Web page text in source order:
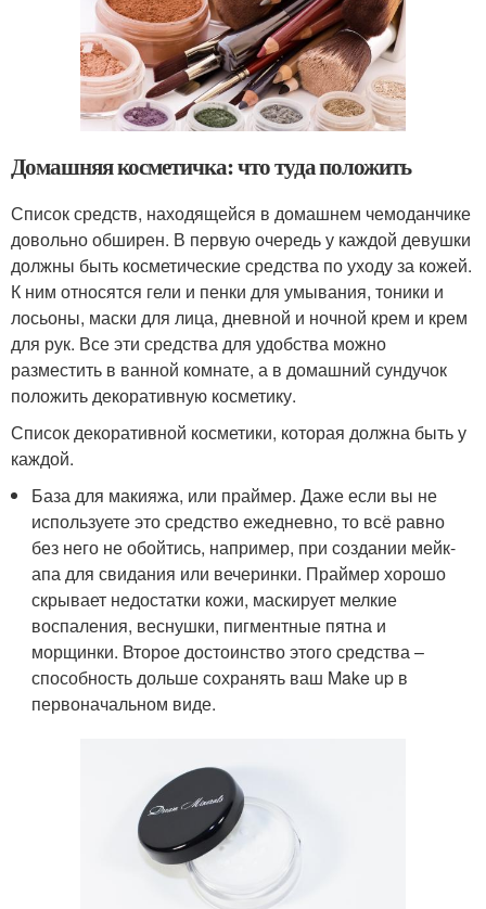
Домашняя косметичка: что туда положить
Список средств, находящейся в домашнем чемоданчике
довольно обширен. В первую очередь у каждой девушки
должны быть косметические средства по уходу за кожей.
К ним относятся гели и пенки для умывания, тоники и
лосьоны, маски для лица, дневной и ночной крем и крем
для рук. Все эти средства для удобства можно
разместить в ванной комнате, а в домашний сундучок
положить декоративную косметику.
Список декоративной косметики, которая должна быть у
каждой.
База для макияжа, или праймер. Даже если вы не
используете это средство ежедневно, то всё равно
без него не обойтись, например, при создании мейк-
апа для свидания или вечеринки. Праймер хорошо
скрывает недостатки кожи, маскирует мелкие
воспаления, веснушки, пигментные пятна и
морщинки. Второе достоинство этого средства –
способность дольше сохранять ваш Make up в
первоначальном виде.